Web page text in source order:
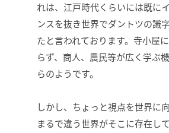
れは、江戸時代くらいには既に
ンスを抜き世界でダントツの識
たと言われております。寺小屋
らず、商人、農民等が広く学ぶ
らのようです。
しかし、ちょっと視点を世界に
まるで違う世界がそこに存在して